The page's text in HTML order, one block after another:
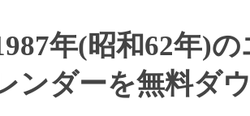
年(昭和62年)
ンダーを無料ダ